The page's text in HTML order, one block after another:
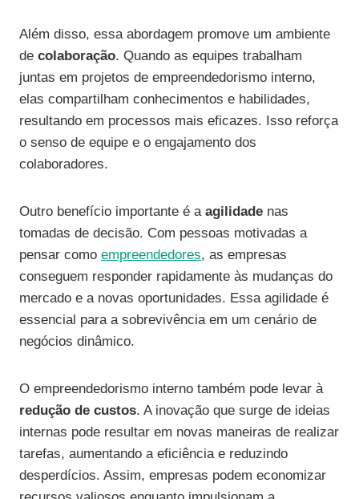
Além disso, essa abordagem promove um ambiente
de colaboração. Quando as equipes trabalham
juntas em projetos de empreendedorismo interno,
elas compartilham conhecimentos e habilidades,
resultando em processos mais eficazes. Isso reforça
o senso de equipe e o engajamento dos
colaboradores.
Outro benefício importante é a agilidade nas
tomadas de decisão. Com pessoas motivadas a
pensar como empreendedores, as empresas
conseguem responder rapidamente às mudanças do
mercado e a novas oportunidades. Essa agilidade é
essencial para a sobrevivência em um cenário de
negócios dinâmico.
O empreendedorismo interno também pode levar à
redução de custos. A inovação que surge de ideias
internas pode resultar em novas maneiras de realizar
tarefas, aumentando a eficiência e reduzindo
desperdícios. Assim, empresas podem economizar